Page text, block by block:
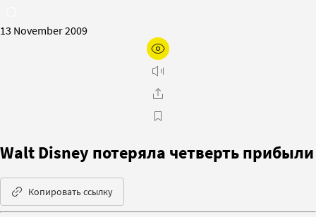
13 November 2009
Walt Disney потеряла четверть прибыли
Копировать ссылку